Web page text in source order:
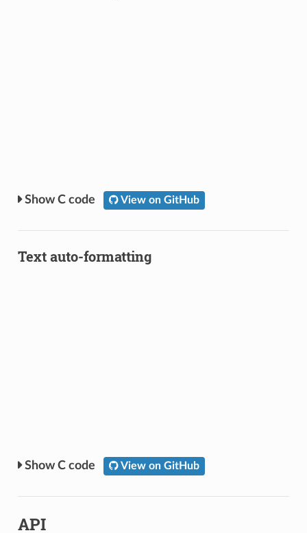
C code View on GitHub
Text auto-formatting
C code View on GitHub
API